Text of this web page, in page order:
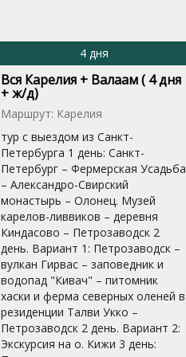
4 дня
Вся Карелия + Валаам ( 4 дня
+ ж/д)
Маршрут: Карелия
тур с выездом из Санкт-
Петербурга 1 день: Санкт-
Петербург – Фермерская Усадьба
– Александро-Свирский
монастырь – Олонец. Музей
карелов-ливвиков – деревня
Киндасово – Петрозаводск 2
день. Вариант 1: Петрозаводск –
вулкан Гирвас – заповедник и
водопад "Кивач" – питомник
хаски и ферма северных оленей в
резиденции Талви Укко –
Петрозаводск 2 день. Вариант 2:
Экскурсия на о. Кижи 3 день: